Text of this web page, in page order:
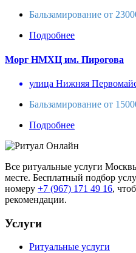
Бальзамирование от
Подробнее
Морг НМХЦ им. Пирогова
улица Нижняя
Бальзамирование от
Подробнее
Все ритуальные услуги
месте. Бесплатный подбор
номеру +7 (967) 171 49 16,
рекомендации.
Услуги
Ритуальные услуги